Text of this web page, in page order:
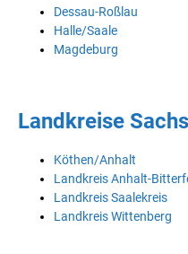
Dessau-Roßlau
Halle/Saale
Magdeburg
Landkreise
Köthen/Anhalt
Landkreis Anhalt-
Landkreis Saalekreis
Landkreis Wittenberg